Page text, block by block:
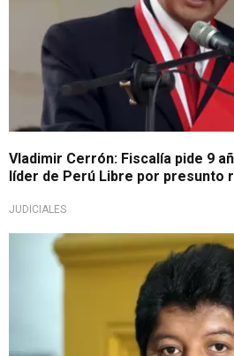
Vladimir Cerrón: Fiscalía pide 9
líder de Perú Libre por presunto
JUDICIALES
Importante